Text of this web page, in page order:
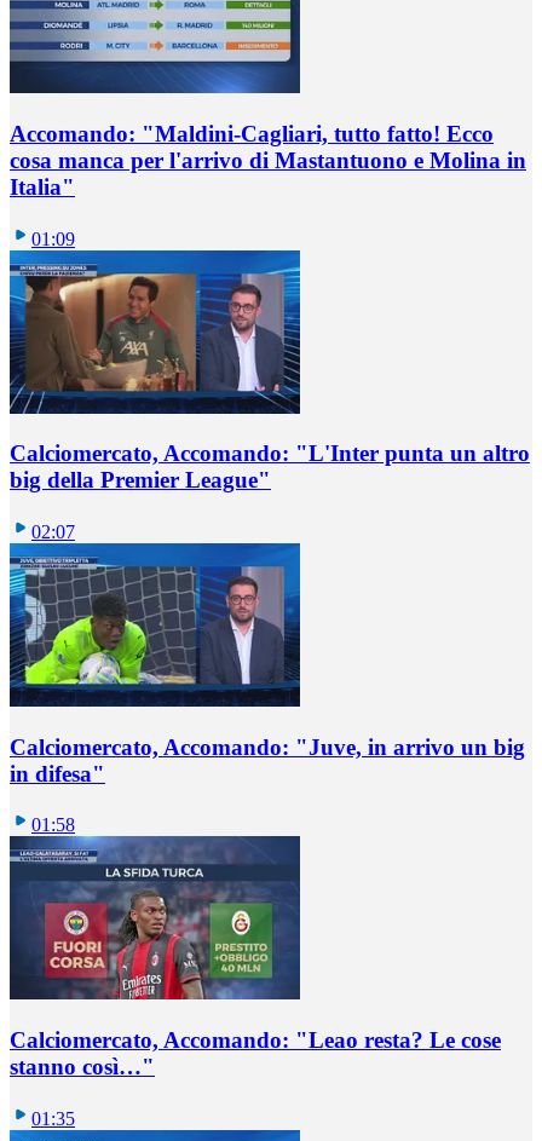
Accomando: "Maldini-Cagliari, tutto fatto! Ecco
cosa manca per l'arrivo di Mastantuono e Molina in
Italia"
01:09
Calciomercato, Accomando: "L'Inter punta un altro
big della Premier League"
02:07
Calciomercato, Accomando: "Juve, in arrivo un big
in difesa"
01:58
Calciomercato, Accomando: "Leao resta? Le cose
stanno così…"
01:35